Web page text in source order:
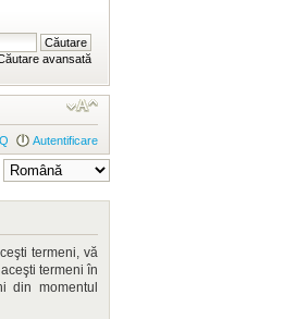
avansată
Autentificare
termeni, vă
termeni în
din momentul